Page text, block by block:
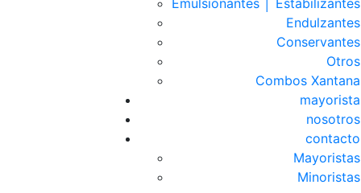
Endulzantes
Conservantes
Otros
Combos Xantana
mayorista
nosotros
contacto
Mayoristas
Minoristas